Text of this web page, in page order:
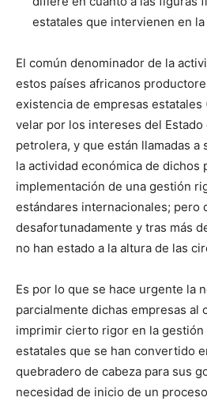
estatales que intervienen en
El común denominador de la
estos países africanos
existencia de empresas estatales
velar por los intereses del Estado
petrolera, y que están llamadas a
la actividad económica de dichos
implementación de una gestión
estándares internacionales; pero
desafortunadamente y tras más
no han estado a la altura de las
Es por lo que se hace urgente la
parcialmente dichas empresas al
imprimir cierto rigor en la gestión
estatales que se han convertido
quebradero de cabeza para sus
necesidad de inicio de un